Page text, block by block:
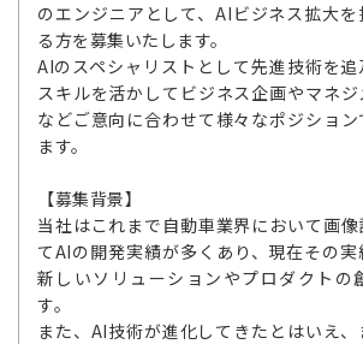
のエンジニアとして、AIビジネス拡大
る方を募集いたします。
AIのスペシャリストとして先進技術を
スキルを活かしてビジネス企画やマネ
などご意向に合わせて様々なポジショ
ます。
【募集背景】
当社はこれまで自動車業界において画
てAIの開発実績が多くあり、現在その
新しいソリューションやプロダクトの
す。
また、AI技術が進化してきたとはいえ